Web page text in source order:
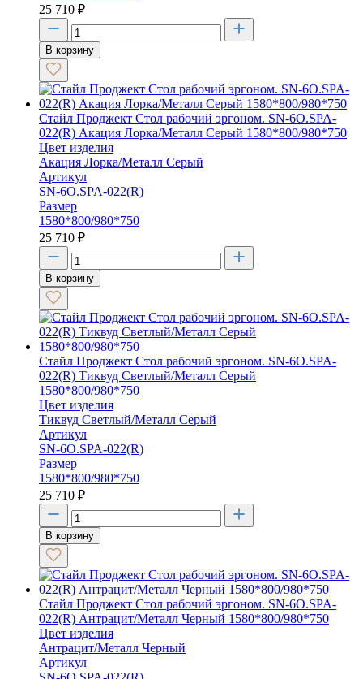
25 710 ₽
В корзину
Стайл Проджект Стол рабочий эргоном. SN-6O.SPA-
022(R) Акация Лорка/Металл Серый 1580*800/980*750
Цвет изделия
Акация Лорка/Металл Серый
Артикул
SN-6O.SPA-022(R)
Размер
1580*800/980*750
25 710 ₽
В корзину
Стайл Проджект Стол рабочий эргоном. SN-6O.SPA-
022(R) Тиквуд Светлый/Металл Серый
1580*800/980*750
Цвет изделия
Тиквуд Светлый/Металл Серый
Артикул
SN-6O.SPA-022(R)
Размер
1580*800/980*750
25 710 ₽
В корзину
Стайл Проджект Стол рабочий эргоном. SN-6O.SPA-
022(R) Антрацит/Металл Черный 1580*800/980*750
Цвет изделия
Антрацит/Металл Черный
Артикул